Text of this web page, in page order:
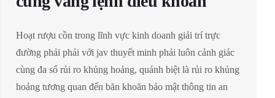
Hoạt rượu cồn trong lĩnh vực kinh doanh giải trí trực
đường phải phải với jav thuyết minh phải luôn cảnh giác
cùng đa số rủi ro khủng hoảng, quánh biệt là rủi ro khủng
hoảng tương quan đến băn khoăn bảo mật thông tin an